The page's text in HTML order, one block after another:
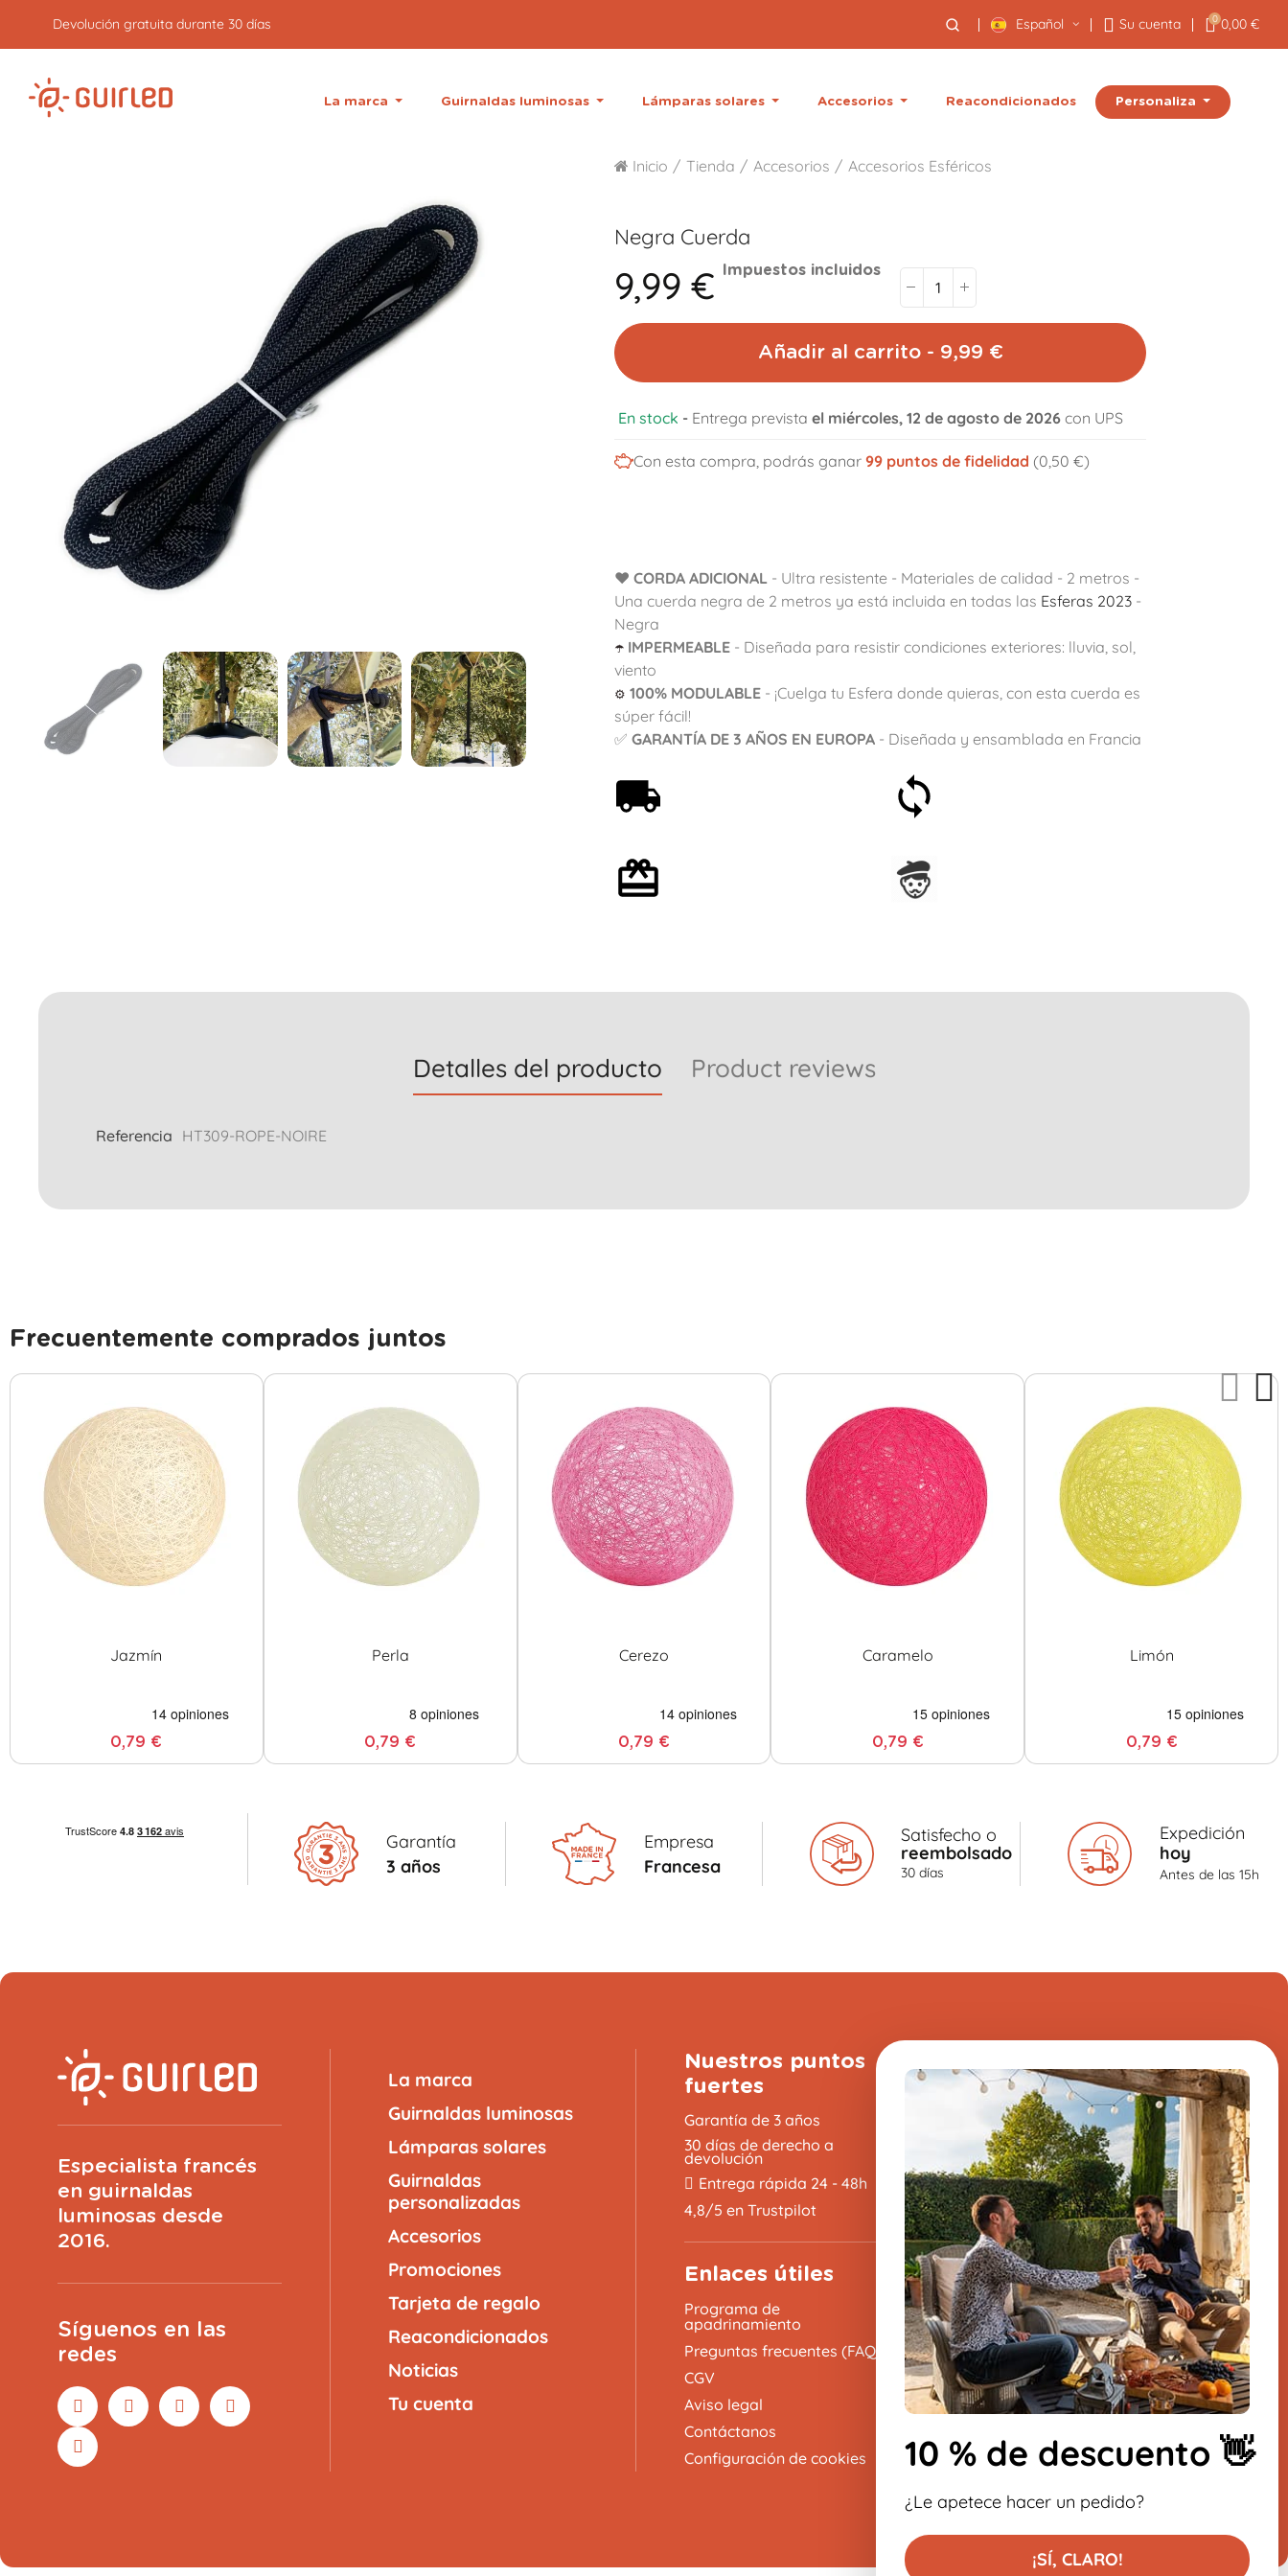
Devolución gratuita durante 30 días Español Su cuenta 0 0,00 €
La marca Guirnaldas luminosas Lámparas solares Accesorios Reacondicionados Personaliza
Inicio Tienda Accesorios Accesorios Esféricos
Negra Cuerda
9,99 € Impuestos incluidos
Añadir al carrito - 9,99 €
En stock - Entrega prevista el miércoles, 12 de agosto de 2026 con UPS
Con esta compra, podrás ganar 99puntos de fidelidad (0,50 €)
❤️ CORDA ADICIONAL- Ultra resistente - Materiales de calidad - 2 metros -
Una cuerda negra de 2 metros ya está incluida en todas las Esferas 2023-
Negra
☂️ IMPERMEABLE- Diseñada para resistir condiciones exteriores: lluvia, sol,
viento
⚙️ 100% MODULABLE- ¡Cuelga tu Esfera donde quieras, con esta cuerda es
súper fácil!
✅ GARANTÍA DE 3 AÑOS EN EUROPA- Diseñada y ensamblada en Francia
Detalles del producto Product reviews
Referencia HT309-ROPE-NOIRE
Frecuentemente comprados juntos
Jazmín
0,79 €
Perla
0,79 €
Cerezo
0,79 €
Caramelo
0,79 €
Limón
0,79 €
Garantía
3 años
Empresa
Francesa
Satisfecho o
reembolsado
30 días
Expedición
hoy
Antes de las 15h
Especialista francés
en guirnaldas
luminosas desde
2016.
Síguenos en las
redes
La marca
Guirnaldas luminosas
Lámparas solares
Guirnaldas
personalizadas
Accesorios
Promociones
Tarjeta de regalo
Reacondicionados
Noticias
Tu cuenta
Nuestros puntos
fuertes
Garantía de 3 años
30 días de derecho a
devolución
Entrega rápida 24 - 48h
4,8/5 en Trustpilot
Enlaces útiles
Programa de
apadrinamiento
Preguntas frecuentes (FAQ)
CGV
Aviso legal
Contáctanos
Configuración de cookies
sobre uno de nuestros
productos?
Envíenos un mensaje y le
responderemos lo antes posible.
​
Suscríbete al boletín.
-10% en su primer pedido
10 % de descuento 👋
¿Le apetece hacer un pedido?
¡SÍ, CLARO!